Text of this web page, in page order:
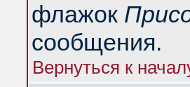
флажок
сообщения.
Вернуться к